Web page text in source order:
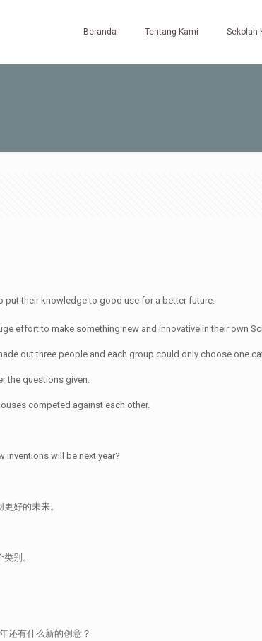
Beranda Tentang Kami Sekolah
put their knowledge to good use for a better future.
effort to make something new and innovative in their own
out three people and each group could only choose one
the questions given.
competed against each other.
inventions will be next year?
好的未来。
别。
还有什么新的创意？